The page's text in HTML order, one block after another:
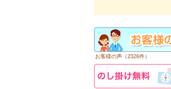
お客様の声（2326件）